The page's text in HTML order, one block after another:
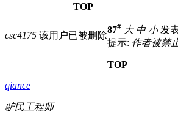
TOP
csc4175 该用户已被删除
87# 大 中 小发
提示: 作者被禁
TOP
qiance
驴民工程师